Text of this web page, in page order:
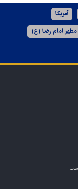
آمریکا
امام رضا (ع)